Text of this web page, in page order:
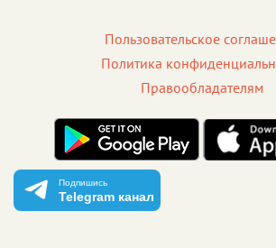
Пользовательское
Политика
Правообладателям
Подпишись
Telegram канал